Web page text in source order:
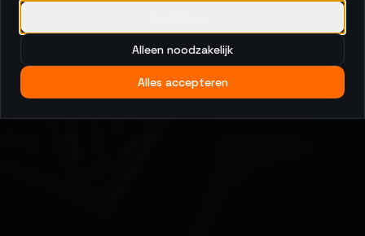
Alleen noodzakelijk
Alles accepteren